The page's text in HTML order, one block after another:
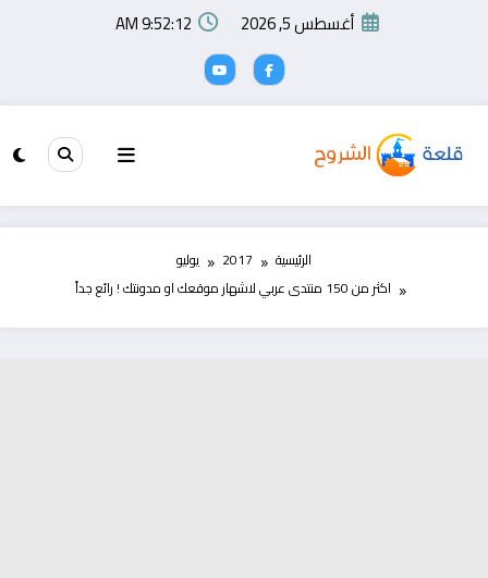
أغسطس 5, 2026 9:52:13 AM
الرئيسية 2017
يوليو
اكثر من 150 منتدى عربي لاشهار موقعك او مدونتك ! رائع جداً